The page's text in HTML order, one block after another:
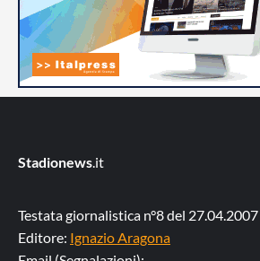
Stadionews.it
Testata giornalistica n°8 del 27.04.2007
Editore: Ignazio Aragona